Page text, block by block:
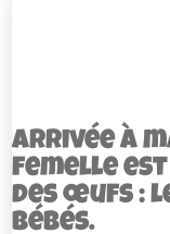
Arrivée à
femelle est
des œufs :
bébés.